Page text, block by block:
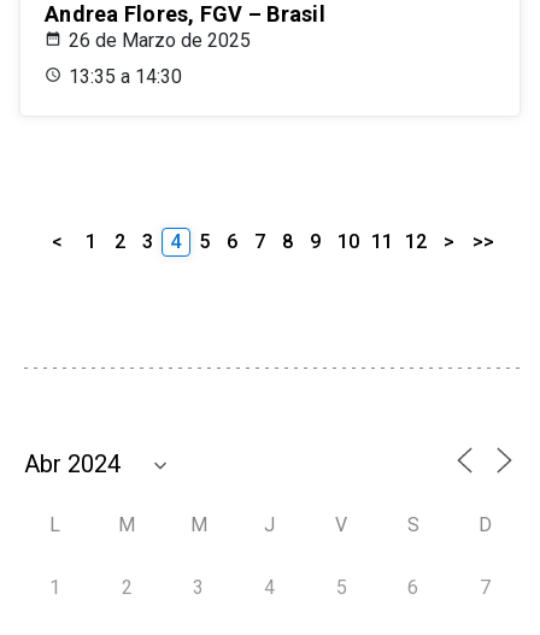
Andrea Flores, FGV – Brasil
26 de Marzo de 2025
13:35 a 14:30
< 1 2 3 4 5 6 7 8 9 10 11 12 > >>
L M M J V S D
1 2 3 4 5 6 7